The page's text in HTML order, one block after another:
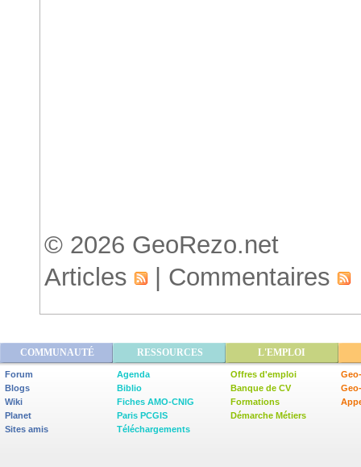
© 2026 GeoRezo.net
Articles
| Commentaires
COMMUNAUTÉ RESSOURCES L'EMPLOI
Forum
Blogs
Wiki
Planet
Sites amis
Agenda
Biblio
Fiches AMO-CNIG
Paris PCGIS
Téléchargements
Offres d'emploi
Banque de CV
Formations
Démarche Métiers